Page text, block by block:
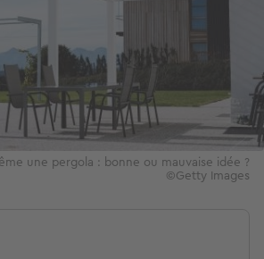
une pergola : bonne ou mauvaise idée ?
©Getty Images